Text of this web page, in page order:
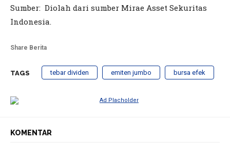
Sumber: Diolah dari sumber Mirae Asset Sekuritas
Indonesia.
Share Berita
TAGS tebar dividen emiten jumbo bursa efek
KOMENTAR